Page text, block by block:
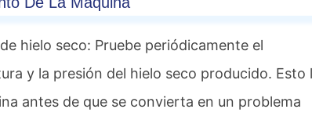
hielo seco: Pruebe periódicamente el
y la presión del hielo seco producido. Esto
antes de que se convierta en un problema